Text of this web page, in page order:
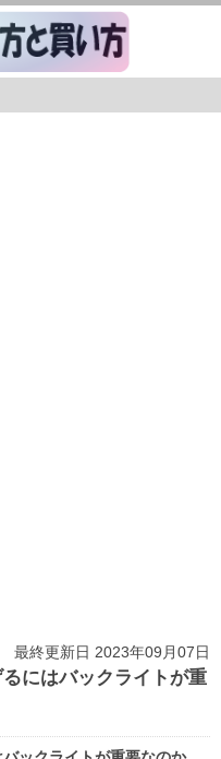
最終更新日 2023年09月07日
にはバックライトが重